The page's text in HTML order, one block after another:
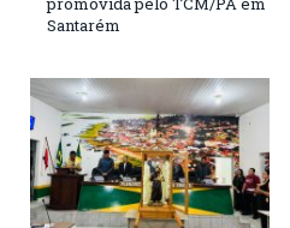
Santarém